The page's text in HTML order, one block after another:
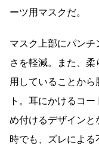
ーツ用マスクだ。
マスク上部にパン
さを軽減。また、
用していることか
ト。耳にかけるコ
め付けるデザイン
時でも、ズレによる